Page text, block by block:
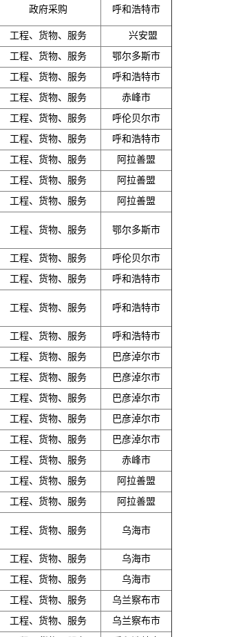
政府采购 呼和浩特市
工程、货物、服务
兴安盟
工程、货物、服务
鄂尔多斯市
工程、货物、服务
呼和浩特市
工程、货物、服务
赤峰市
工程、货物、服务
呼伦贝尔市
工程、货物、服务
呼和浩特市
工程、货物、服务
阿拉善盟
工程、货物、服务
阿拉善盟
工程、货物、服务 阿拉善盟
工程、货物、服务 鄂尔多斯市
工程、货物、服务
呼伦贝尔市
工程、货物、服务 呼和浩特市
工程、货物、服务 呼和浩特市
工程、货物、服务
呼和浩特市
工程、货物、服务
巴彦淖尔市
工程、货物、服务
巴彦淖尔市
工程、货物、服务
巴彦淖尔市
工程、货物、服务
巴彦淖尔市
工程、货物、服务
巴彦淖尔市
工程、货物、服务
赤峰市
工程、货物、服务
阿拉善盟
工程、货物、服务 阿拉善盟
工程、货物、服务 乌海市
工程、货物、服务
乌海市
工程、货物、服务
乌海市
工程、货物、服务
乌兰察布市
工程、货物、服务
乌兰察布市